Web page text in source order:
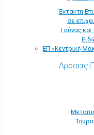
Έκτακτη
σε
Γούνας
ΕΠ «Kεντρική
Δράσεις